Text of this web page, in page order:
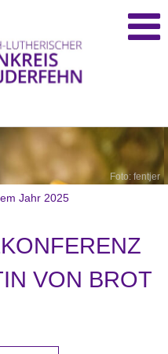
Foto: fentjer
Jahr 2025
VON BROT